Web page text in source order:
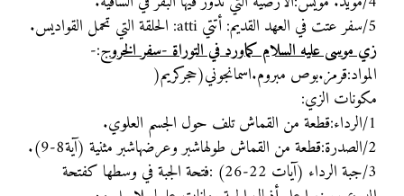
5/سفر عتت في العهد القديم: أتتي atti: الحلقة التي تحمل القواديس.
زي موسى عليه السلام كماورد في التوراة -سفر الخروج:-
المواد:قرمز.بوص مبروم.اسمانجوني(حجركريم(
مكونات الزي:
1/الرداء:قطعة من القماش تلف حول الجسم العلوي.
2/الصدرة:قطعة من القماش طولهاشبر وعرضهاشبر مثنية (آية8-9).
3/جبة الرداء (آيات 22-26) :فتحة الجبة في وسطها كفتحة